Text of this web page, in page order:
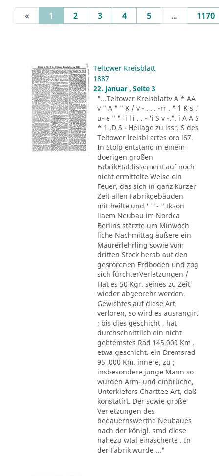
« 1 (current)
2 3 4 5 ... 1170
Teltower Kreisblatt
1887
22. Januar , Seite 3
"...Teltower Kreisblattv A * AA
v " A " " K / v - . . . -rr . " ´1 K s .'
u- e " " 'i l i . . - 'i S v -.". i A A S
* 1 .D S - Heilage zu issr. S des
Teltower lreisbl artes oro l67.
In Stolp entstand in einem
doerigen großen
FabrikEtablissement auf noch
nicht ermittelte Weise ein
Feuer, das sich in ganz kurzer
Zeit allen Fabrikgebäuden
mittheilte und ' "'- " tk3on
liaem Neubau im Nordca
Berlins stärzte um Minwoch
liche Nachmittag äußere ein
Maurerlehrling sowie vom
dritten Stock herab auf den
gesrorenen Erdboden und zog
sich fürchterVerletzungen /
Hat es 50 Kgr. seines zu Zeit
wieder abgeorehr werden.
Gewichtes auf diese Art
verloren, so wird es ausrangirt
; bis dies geschicht , hat
durchschnittlich ein nicht
gebtemstes Rad 145,000 Km .
etwa geschicht. ein Dremsrad
95 ,000 Km. innere, zu ;
insbesondere junge Mann so
wurden Arm- und einbrüche,
Unterkiefers Charttee Art, daß
konstatirt. Der sowie große
Verletzungen des
bedauernswerthe Neubaues
nach der königl. smd diese
nahezu wtal einäscherte . In
der Fabrik wurde ..."